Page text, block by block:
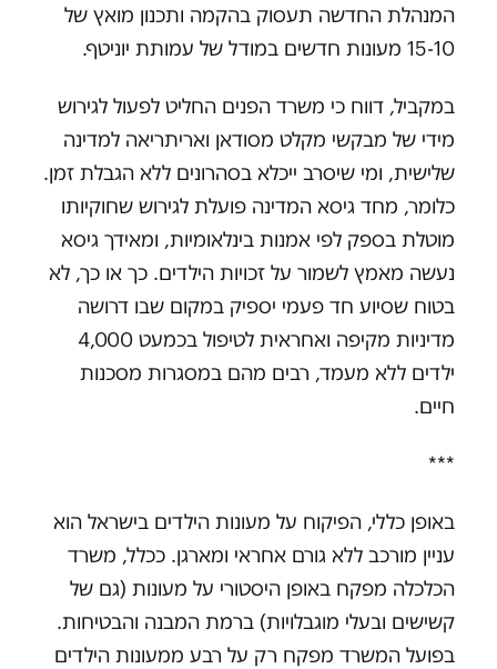
המנהלת החדשה תעסוק בהקמה ותכנון מואץ של
15-10 מעונות חדשים במודל של עמותת יוניטף.
במקביל, דווח כי משרד הפנים החליט לפעול לגירוש
מידי של מבקשי מקלט מסודאן ואריתריאה למדינה
שלישית, ומי שיסרב ייכלא בסהרונים ללא הגבלת זמן.
כלומר, מחד גיסא המדינה פועלת לגירוש שחוקיותו
מוטלת בספק לפי אמנות בינלאומיות, ומאידך גיסא
נעשה מאמץ לשמור על זכויות הילדים. כך או כך, לא
בטוח שסיוע חד פעמי יספיק במקום שבו דרושה
מדיניות מקיפה ואחראית לטיפול בכמעט 4,000
ילדים ללא מעמד, רבים מהם במסגרות מסכנות
חיים.
***
באופן כללי, הפיקוח על מעונות הילדים בישראל הוא
עניין מורכב ללא גורם אחראי ומארגן. ככלל, משרד
הכלכלה מפקח באופן היסטורי על מעונות (גם של
קשישים ובעלי מוגבלויות) ברמת המבנה והבטיחות.
בפועל המשרד מפקח רק על רבע ממעונות הילדים